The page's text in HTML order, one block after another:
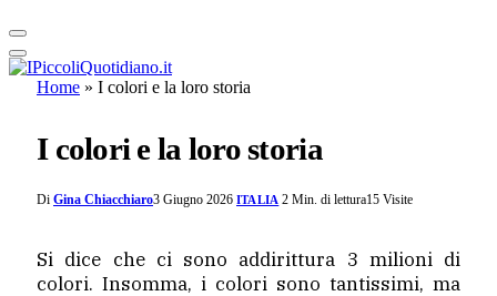
Home » I colori e la loro storia
I colori e la loro storia
Di Gina Chiacchiaro3 Giugno 2026 ITALIA 2 Min. di lettura15Visite
Si dice che ci sono addirittura 3 milioni di
colori. Insomma, i colori sono tantissimi, ma